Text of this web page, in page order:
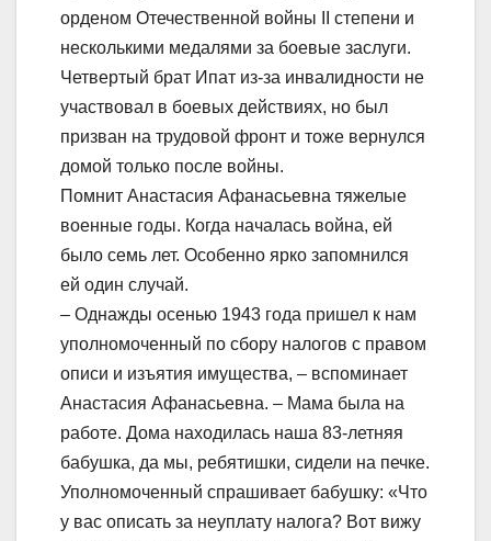
орденом Отечественной войны II степени и
несколькими медалями за боевые заслуги.
Четвертый брат Ипат из-за инвалидности не
участвовал в боевых действиях, но был
призван на трудовой фронт и тоже вернулся
домой только после войны.
Помнит Анастасия Афанасьевна тяжелые
военные годы. Когда началась война, ей
было семь лет. Особенно ярко запомнился
ей один случай.
– Однажды осенью 1943 года пришел к нам
уполномоченный по сбору налогов с правом
описи и изъятия имущества, – вспоминает
Анастасия Афанасьевна. – Мама была на
работе. Дома находилась наша 83-летняя
бабушка, да мы, ребятишки, сидели на печке.
Уполномоченный спрашивает бабушку: «Что
у вас описать за неуплату налога? Вот вижу